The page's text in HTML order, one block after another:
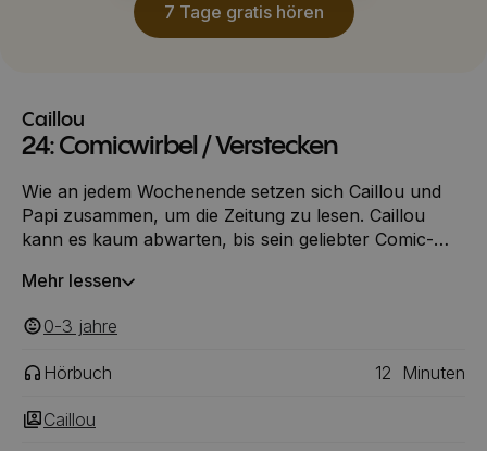
7 Tage gratis hören
Caillou
24: Comicwirbel / Verstecken
Wie an jedem Wochenende setzen sich Caillou und
Papi zusammen, um die Zeitung zu lesen. Caillou
kann es kaum abwarten, bis sein geliebter Comic-
seine Ruhe haben. Aber Rosie besteht darauf, mit
sich Caillou in einem spannenden Such-Abenteuer
Mehr lessen
0-3 ‎‎ jahre
Hörbuch 12 Minuten
Caillou